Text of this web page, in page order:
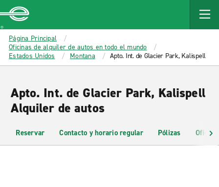
MAIN
CONTENT
Enterprise
Página Principal
Oficinas de alquiler de autos en todo el mundo
Estados Unidos
Montana Apto. Int. de Glacier Park, Kalispell
Apto. Int. de Glacier Park, Kalispell
Alquiler de autos
Reservar Contacto y horario regular Pólizas